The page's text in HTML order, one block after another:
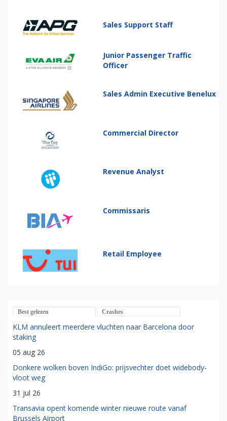
Sales Support Staff
Junior Passenger Traffic
Officer
Sales Admin Executive Benelux
Commercial Director
Revenue Analyst
Commissaris
Retail Employee
Best gelezen Crashes
KLM annuleert meerdere vluchten naar Barcelona door
staking
05 aug 26
Donkere wolken boven IndiGo: prijsvechter doet widebody-
vloot weg
31 jul 26
Transavia opent komende winter nieuwe route vanaf
Brussels Airport